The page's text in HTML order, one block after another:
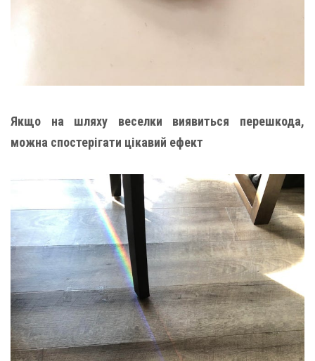
Якщо на шляху веселки виявиться перешкода,
можна спостерігати цікавий ефект